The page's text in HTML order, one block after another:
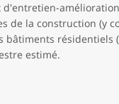
de la construction (y
résidentiels
estimé.